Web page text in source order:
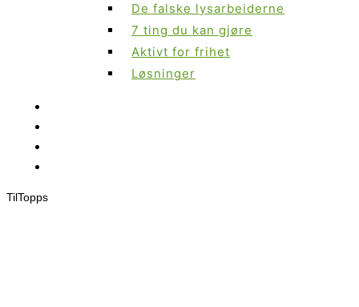
De falske lysarbeiderne
7 ting du kan gjøre
Aktivt for frihet
Løsninger
TilTopps